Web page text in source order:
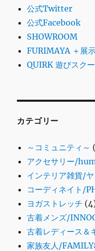
公式Twitter
公式Facebook
SHOWROOM
FURIMAYA ＋展
QUIRK 遊びスク
カテゴリー
～コミュニティ～
アクセサリー/
インテリア雑貨/
コーディネイト/
ヨガストレッチ
古着メンズ/
古着レディース
家族友人/